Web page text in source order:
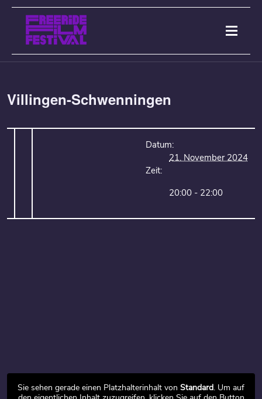
Villingen-Schwenningen
Datum:
21. November 2024
Zeit:
20:00 - 22:00
Sie sehen gerade einen Platzhalterinhalt von Standard. Um auf